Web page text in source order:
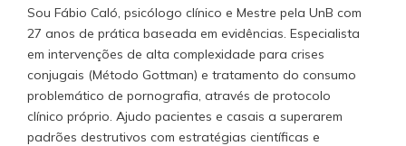
Sou Fábio Caló, psicólogo clínico e Mestre pela UnB com
27 anos de prática baseada em evidências. Especialista
em intervenções de alta complexidade para crises
conjugais (Método Gottman) e tratamento do consumo
problemático de pornografia, através de protocolo
clínico próprio. Ajudo pacientes e casais a superarem
padrões destrutivos com estratégias científicas e